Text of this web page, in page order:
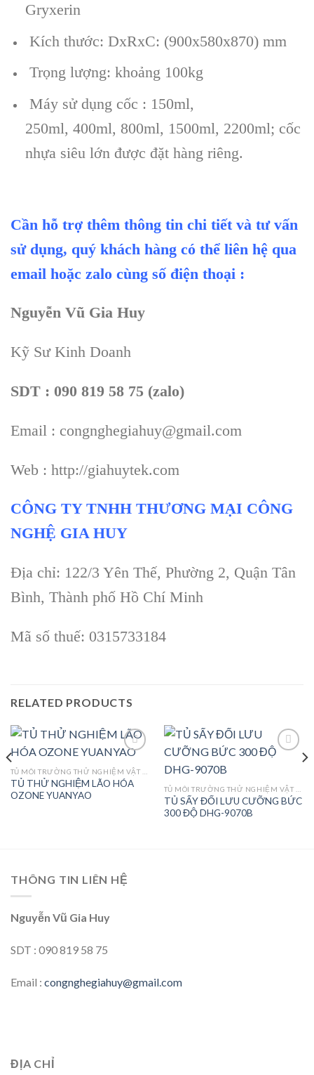
Gryxerin
Kích thước: DxRxC: (900x580x870) mm
Trọng lượng: khoảng 100kg
Máy sử dụng cốc : 150ml,
250ml, 400ml, 800ml, 1500ml, 2200ml; cốc
nhựa siêu lớn được đặt hàng riêng.
Cần hỗ trợ thêm thông tin chi tiết và tư vấn
sử dụng, quý khách hàng có thể liên hệ qua
email hoặc zalo cùng số điện thoại :
Nguyễn Vũ Gia Huy
Kỹ Sư Kinh Doanh
SDT : 090 819 58 75 (zalo)
Email : congnghegiahuy@gmail.com
Web : http://giahuytek.com
CÔNG TY TNHH THƯƠNG MẠI CÔNG
NGHỆ GIA HUY
Địa chỉ: 122/3 Yên Thế, Phường 2, Quận Tân
Bình, Thành phố Hồ Chí Minh
Mã số thuế: 0315733184
RELATED PRODUCTS
Add to
TỦ THỬ NGHIỆM LÃO HÓA
OZONE YUANYAO
Add to
wishlist
TỦ SẤY ĐỐI LƯU CƯỠNG BỨC
300 ĐỘ DHG-9070B
THÔNG TIN LIÊN HỆ
Nguyễn Vũ Gia Huy
SDT : 090 819 58 75
Email : congnghegiahuy@gmail.com
ĐỊA CHỈ